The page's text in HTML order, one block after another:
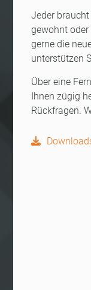
Jeder
gewohnt oder
gerne die
unterstützen
Über eine
Ihnen zügig
Rückfragen.